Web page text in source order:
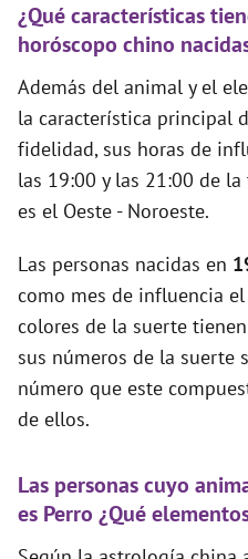
¿Qué características
horóscopo chino
Además del animal y el
la característica principal
fidelidad, sus horas de
las 19:00 y las 21:00 de
es el Oeste - Noroeste.
Las personas nacidas en
como mes de influencia
colores de la suerte
sus números de la suerte
número que este
de ellos.
Las personas cuyo
es Perro ¿Qué